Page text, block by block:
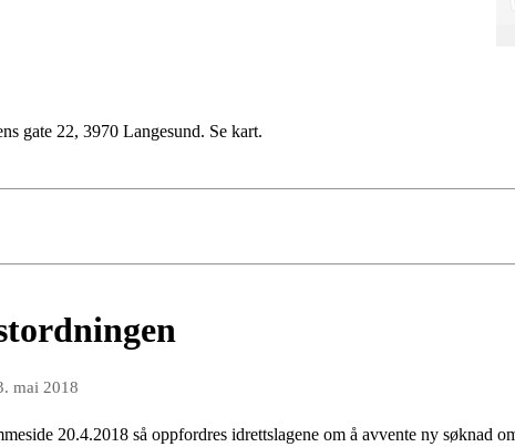
gate 22, 3970 Langesund. Se kart.
mai 2018
20.4.2018 så oppfordres idrettslagene om å avvente ny søknad